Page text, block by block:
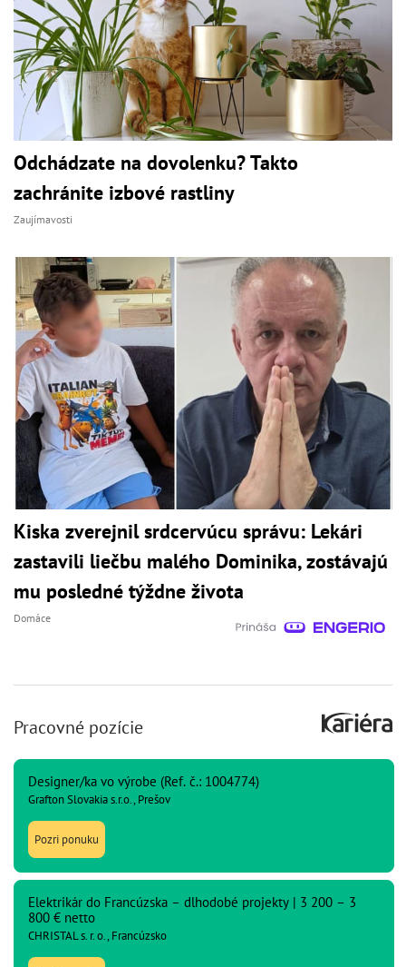
Odchádzate na dovolenku? Takto
zachránite izbové rastliny
Zaujímavosti
Kiska zverejnil srdcervúcu správu: Lekári
zastavili liečbu malého Dominika, zostávajú
mu posledné týždne života
Domáce
Pracovné pozície
Designer/ka vo výrobe (Ref. č.: 1004774)
Grafton Slovakia s.r.o., Prešov
Pozri ponuku
Elektrikár do Francúzska – dlhodobé projekty | 3 200 – 3
800 € netto
CHRISTAL s. r. o., Francúzsko